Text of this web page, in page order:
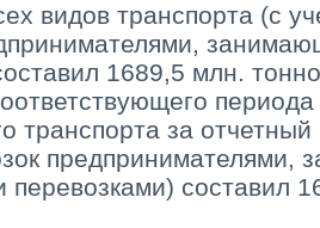
видов транспорта (с
1689,5 млн.
периода
транспорта за
предпринимателями,
перевозками) составил